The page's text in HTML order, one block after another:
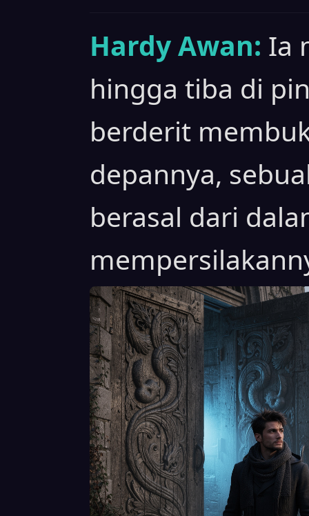
Hardy Awan: Ia
hingga tiba di
berderit
depannya,
berasal dari